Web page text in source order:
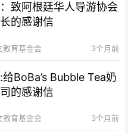
致阿根廷华人导游协会
的感谢信
教育基金会 3个月前
BoBa’s Bubble Tea奶
的感谢信
教育基金会 3个月前